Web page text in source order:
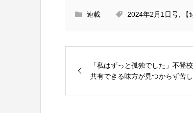
連載 2024年2月1日号,
「私はずっと孤独でした」不登
共有できる味方が見つからず苦し